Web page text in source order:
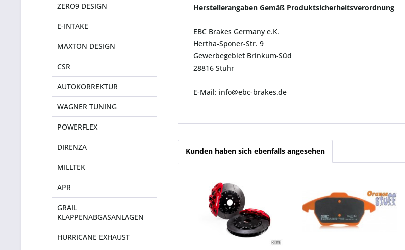
ZERO9 DESIGN
E-INTAKE
MAXTON DESIGN
CSR
AUTOKORREKTUR
WAGNER TUNING
POWERFLEX
DIRENZA
MILLTEK
APR
GRAIL
KLAPPENABGASANLAGEN
HURRICANE EXHAUST
Herstellerangaben Gemäß Produktsicherheitsverordnung
EBC Brakes Germany e.K.
Hertha-Sponer-Str. 9
Gewerbegebiet Brinkum-Süd
28816 Stuhr
E-Mail: info@ebc-brakes.de
Kunden haben sich ebenfalls angesehen